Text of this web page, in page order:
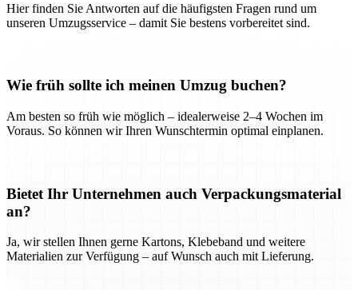
Hier finden Sie Antworten auf die häufigsten Fragen rund um
unseren Umzugsservice – damit Sie bestens vorbereitet sind.
Wie früh sollte ich meinen Umzug buchen?
Am besten so früh wie möglich – idealerweise 2–4 Wochen im
Voraus. So können wir Ihren Wunschtermin optimal einplanen.
Bietet Ihr Unternehmen auch Verpackungsmaterial
an?
Ja, wir stellen Ihnen gerne Kartons, Klebeband und weitere
Materialien zur Verfügung – auf Wunsch auch mit Lieferung.